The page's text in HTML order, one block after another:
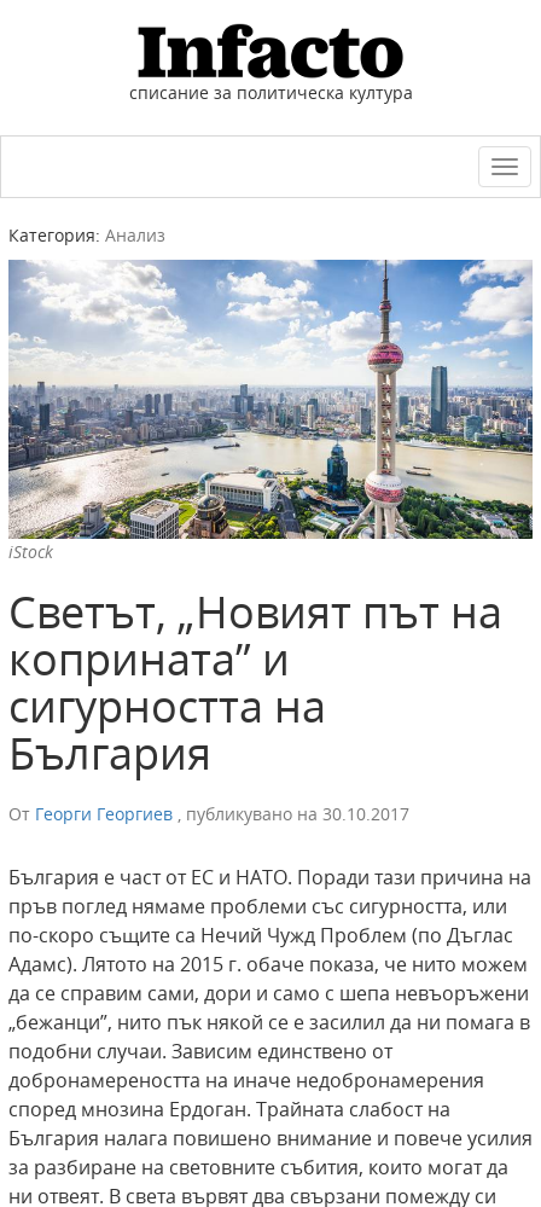
списание за политическа култура
Категория: Анализ
iStock
Светът, „Новият път на
коприната” и
сигурността на
България
От Георги Георгиев , публикувано на 30.10.2017
България е част от ЕС и НАТО. Поради тази причина на
пръв поглед нямаме проблеми със сигурността, или
по-скоро същите са Нечий Чужд Проблем (по Дъглас
Адамс). Лятото на 2015 г. обаче показа, че нито можем
да се справим сами, дори и само с шепа невъоръжени
„бежанци”, нито пък някой се е засилил да ни помага в
подобни случаи. Зависим единствено от
добронамереността на иначе недобронамерения
според мнозина Ердоган. Трайната слабост на
България налага повишено внимание и повече усилия
за разбиране на световните събития, които могат да
ни отвеят. В света вървят два свързани помежду си